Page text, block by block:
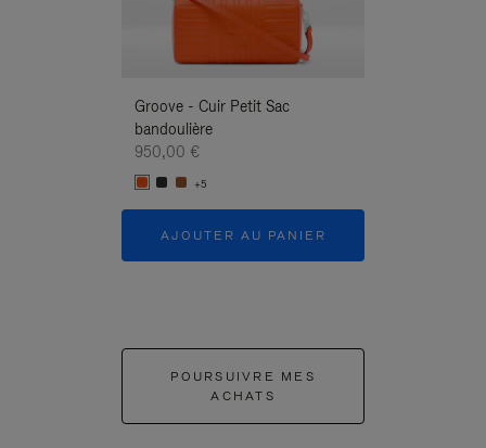
Groove - Cuir Petit Sac
bandoulière
950,00 €
+5
AJOUTER AU PANIER
POURSUIVRE MES
ACHATS